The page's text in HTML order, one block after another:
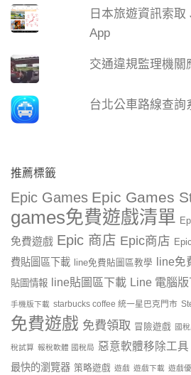
日本旅遊資訊索
App
交通違規監理機關
台北公車路線查詢
推薦標籤
Epic Games Epic Games
games免費遊戲清單
免費遊戲 Epic 商店 Epic商店
費貼圖區下載
line免費貼圖區教學 line免
貼圖情報
line貼圖區下載 Line 電腦
手機版下載 starbucks coffee 統一星巴克門市
免費遊戲 免費領取 冒險遊戲 國
稅試算 報稅軟體 國稅局 惡意軟體移除工具
最快的瀏覽器 策略遊戲 遊戲 遊戲下載 遊戲